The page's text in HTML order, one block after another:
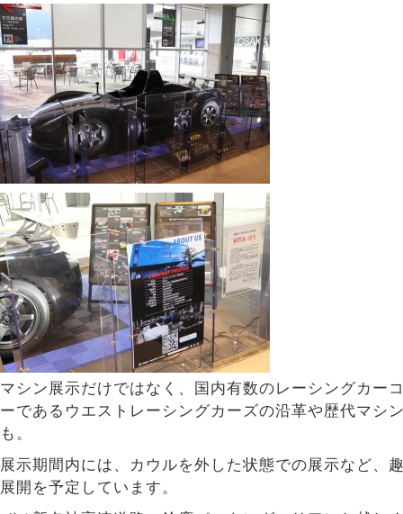
マシン展示だけではなく、国内有数のレーシングカー
ーであるウエストレーシングカーズの沿革や歴代マシ
も。
展示期間内には、カウルを外した状態での展示など、
展開を予定しています。